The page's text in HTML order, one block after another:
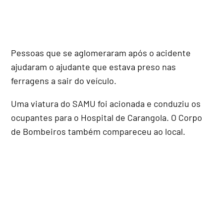
Pessoas que se aglomeraram após o acidente
ajudaram o ajudante que estava preso nas
ferragens a sair do veículo.
Uma viatura do SAMU foi acionada e conduziu os
ocupantes para o Hospital de Carangola. O Corpo
de Bombeiros também compareceu ao local.